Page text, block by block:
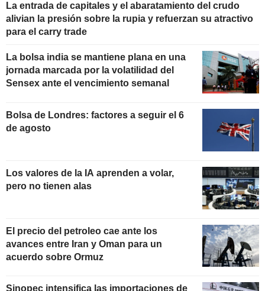
La entrada de capitales y el abaratamiento del crudo
alivian la presión sobre la rupia y refuerzan su atractivo
para el carry trade
La bolsa india se mantiene plana en una
jornada marcada por la volatilidad del
Sensex ante el vencimiento semanal
Bolsa de Londres: factores a seguir el 6
de agosto
Los valores de la IA aprenden a volar,
pero no tienen alas
El precio del petroleo cae ante los
avances entre Iran y Oman para un
acuerdo sobre Ormuz
Sinopec intensifica las importaciones de